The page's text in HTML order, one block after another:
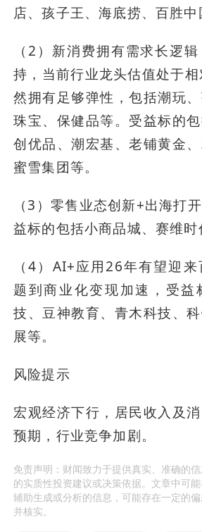
店、孩子王、海底捞、百胜中
（2）新消费拥有需求长逻
持，当前行业龙头估值处于
然拥有足够弹性，包括潮玩
珠宝、保健品等。受益标的
创优品、潮宏基、老铺黄金、
蜜雪集团等。
（3）零售业态创新+出海打
益标的包括小商品城、赛维时
（4）AI+应用26年有望迎
题到商业化变现加速，受益
技、豆神教育、青木科技、
展等。
风险提示
宏观经济下行，居民收入及
预期，行业竞争加剧。
免责声明：财闻致力于提供真实、准确的
的实质性投资建议或决策依据。文章中可
辅助生成或分析的信息，可能存在一定的
并核实。